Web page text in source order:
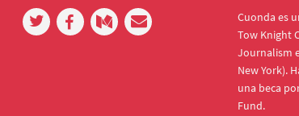
Cuonda es
Tow Knight
Journalism
New York).
una beca
Fund.